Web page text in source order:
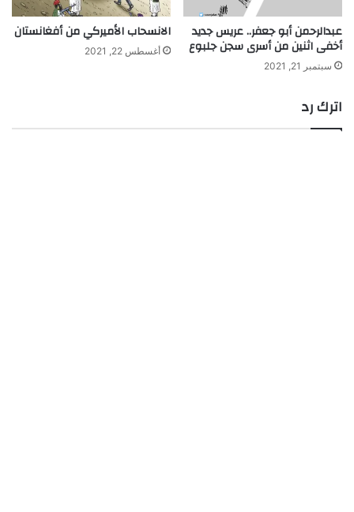
عبدالرحمن أبو جعفر.. عريس جديد
أخفى اثنين من أسرى سجن جلبوع
سبتمبر 21, 2021
الانسحاب الأميركي من أفغانستان
أغسطس 22, 2021
اترك رد